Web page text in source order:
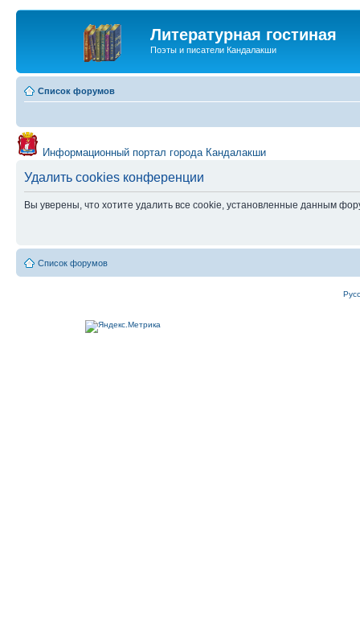
Литературная гостиная
Поэты и писатели Кандалакши
Список форумов
Информационный портал города Кандалакши
Удалить cookies конференции
Вы уверены, что хотите удалить все cookie, установленные данным
Список форумов